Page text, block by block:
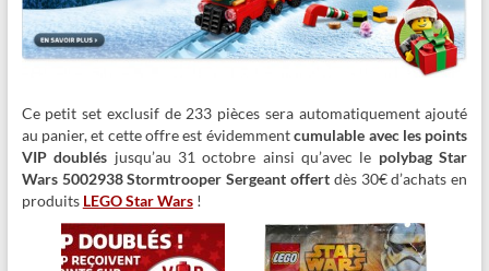
Ce petit set exclusif de 233 pièces sera automatiquement ajouté
au panier, et cette offre est évidemmentcumulable avec les points
VIP doublés jusqu’au 31 octobre ainsi qu’avec le polybag Star
Wars 5002938 Stormtrooper Sergeant offert dès 30€ d’achats en
produits LEGO Star Wars!